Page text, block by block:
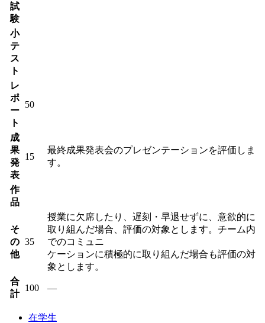
試
験
小
テ
ス
ト
レ
ポ
ー
ト
50
成
果
発
表
15
最終成果発表会のプレゼンテーションを評価しま
す。
作
品
そ
の
他
35
授業に欠席したり、遅刻・早退せずに、意欲的に
取り組んだ場合、評価の対象とします。チーム内
でのコミュニ
ケーションに積極的に取り組んだ場合も評価の対
象とします。
合
計
100 ―
在学生